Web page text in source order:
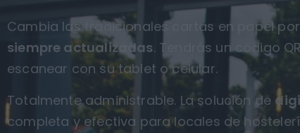
Cambia las tradicionales cartas en papel
siempre actualizadas. Tendrás un código
escanear con su tablet o celular.
Totalmente administrable. La solución de
completa y efectiva para locales de